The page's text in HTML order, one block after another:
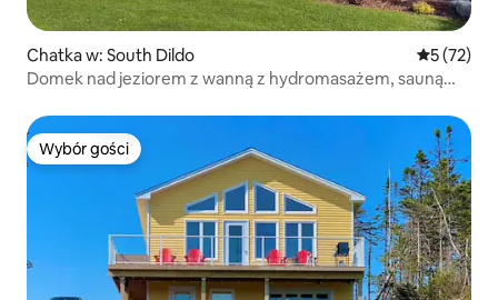
Chatka w: South Dildo Średnia
5 (72)
Domek nad jeziorem z wanną z hydromasażem, sauną
Wybór gości
Wybór gości